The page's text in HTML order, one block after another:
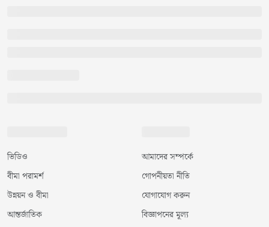
ভিডিও
বীমা পরামর্শ
উন্নয়ন ও বীমা
আন্তর্জাতিক
আমাদের সম্পর্কে
গোপনীয়তা নীতি
যোগাযোগ করুন
বিজ্ঞাপনের মূল্য